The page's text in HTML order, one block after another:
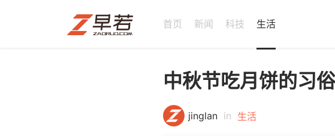
首页 新闻 科技 生活
中秋节吃月饼的习
jinglan in 生活